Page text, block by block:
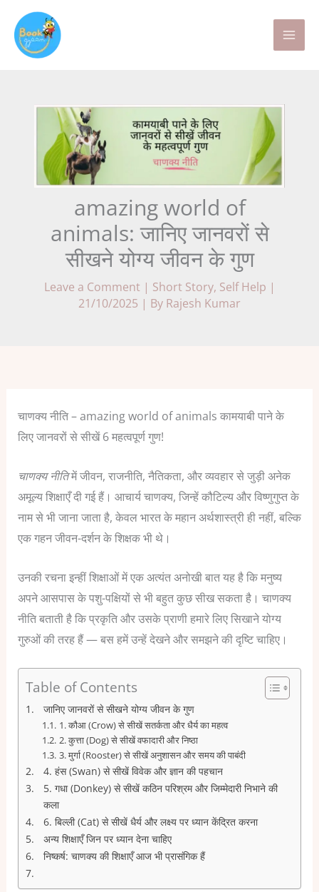
content
amazing world of
animals: जानिए जानवरों से
सीखने योग्य जीवन के गुण
Leave a Comment | Short Story, Self Help |
21/10/2025 | By Rajesh Kumar
चाणक्य नीति – amazing world of animals कामयाबी पाने के
लिए जानवरों से सीखें 6 महत्वपूर्ण गुण!
चाणक्य नीतिमें जीवन, राजनीति, नैतिकता, और व्यवहार से जुड़ी अनेक
अमूल्य शिक्षाएँ दी गई हैं। आचार्य चाणक्य, जिन्हें कौटिल्य और विष्णुगुप्त के
नाम से भी जाना जाता है, केवल भारत के महान अर्थशास्त्री ही नहीं, बल्कि
एक गहन जीवन-दर्शन के शिक्षक भी थे।
उनकी रचना इन्हीं शिक्षाओं में एक अत्यंत अनोखी बात यह है कि मनुष्य
अपने आसपास के पशु-पक्षियों से भी बहुत कुछ सीख सकता है। चाणक्य
नीति बताती है कि प्रकृति और उसके प्राणी हमारे लिए सिखाने योग्य
गुरुओं की तरह हैं — बस हमें उन्हें देखने और समझने की दृष्टि चाहिए।
Table of Contents
जानिए जानवरों से सीखने योग्य जीवन के गुण
1. कौआ (Crow) से सीखें सतर्कता और धैर्य का महत्व
2. कुत्ता (Dog) से सीखें वफादारी और निष्ठा
3. मुर्गा (Rooster) से सीखें अनुशासन और समय की पाबंदी
4. हंस (Swan) से सीखें विवेक और ज्ञान की पहचान
5. गधा (Donkey) से सीखें कठिन परिश्रम और जिम्मेदारी निभाने की
कला
6. बिल्ली (Cat) से सीखें धैर्य और लक्ष्य पर ध्यान केंद्रित करना
अन्य शिक्षाएँ जिन पर ध्यान देना चाहिए
निष्कर्ष: चाणक्य की शिक्षाएँ आज भी प्रासंगिक हैं